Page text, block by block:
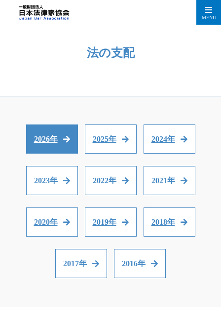
MENU
法の支配
2026年 2025年 2024年
2023年 2022年 2021年
2020年 2019年 2018年
2017年 2016年